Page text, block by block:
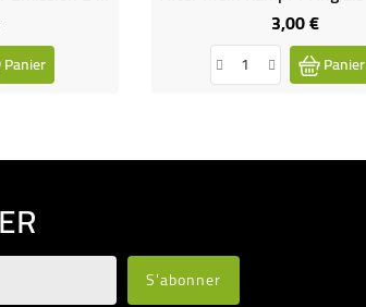
Panier
3,00 €Prix
Panier